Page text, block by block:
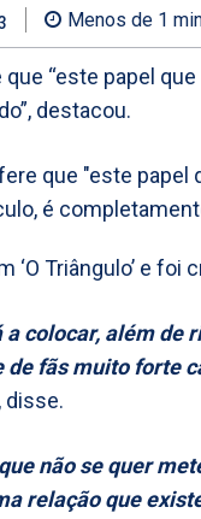
Menos de 1
“este papel
destacou.
‘O Triângulo’ e foi
a colocar, além
fãs muito forte
disse.
não se quer
relação que